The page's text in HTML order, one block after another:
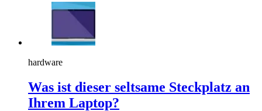
hardware
Was ist dieser seltsame Steckplatz an
Ihrem Laptop?